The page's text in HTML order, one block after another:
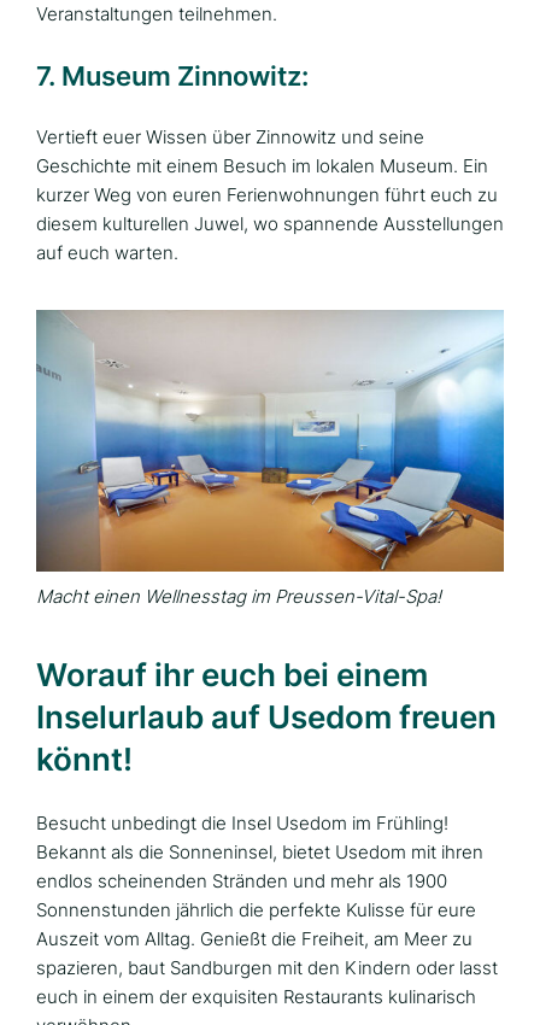
Veranstaltungen teilnehmen.
7. Museum Zinnowitz:
Vertieft euer Wissen über Zinnowitz und seine
Geschichte mit einem Besuch im lokalen Museum. Ein
kurzer Weg von euren Ferienwohnungen führt euch zu
diesem kulturellen Juwel, wo spannende Ausstellungen
auf euch warten.
Macht einen Wellnesstag im Preussen-Vital-Spa!
Worauf ihr euch bei einem
Inselurlaub auf Usedom freuen
könnt!
Besucht unbedingt die Insel Usedom im Frühling!
Bekannt als die Sonneninsel, bietet Usedom mit ihren
endlos scheinenden Stränden und mehr als 1900
Sonnenstunden jährlich die perfekte Kulisse für eure
Auszeit vom Alltag. Genießt die Freiheit, am Meer zu
spazieren, baut Sandburgen mit den Kindern oder lasst
euch in einem der exquisiten Restaurants kulinarisch